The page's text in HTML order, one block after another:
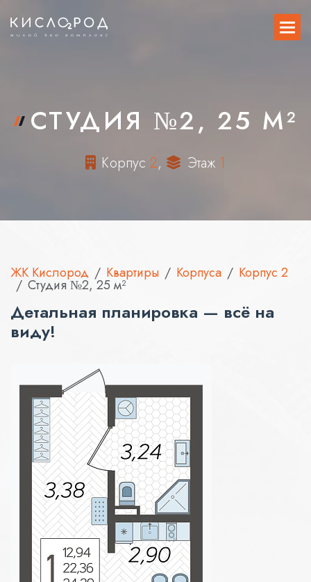
СТУДИЯ №2, 25 М²
Корпус 2, Этаж 1
ЖК Кислород Квартиры Корпуса Корпус 2
Студия №2, 25 м²
Детальная планировка — всё на
виду!